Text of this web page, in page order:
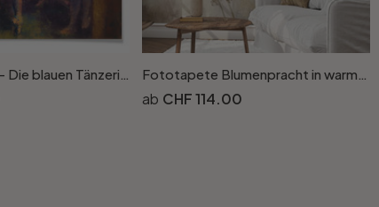
Poster Degas - Die blauen Tänzerinnen Fototapete Blumenpracht in warmen Pastelltönen - Paksoylu
CHF 114.00